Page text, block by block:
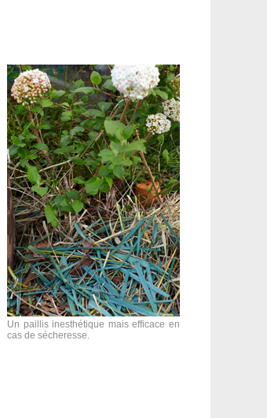
Un paillis inesthétique mais efficace en
cas de sécheresse.